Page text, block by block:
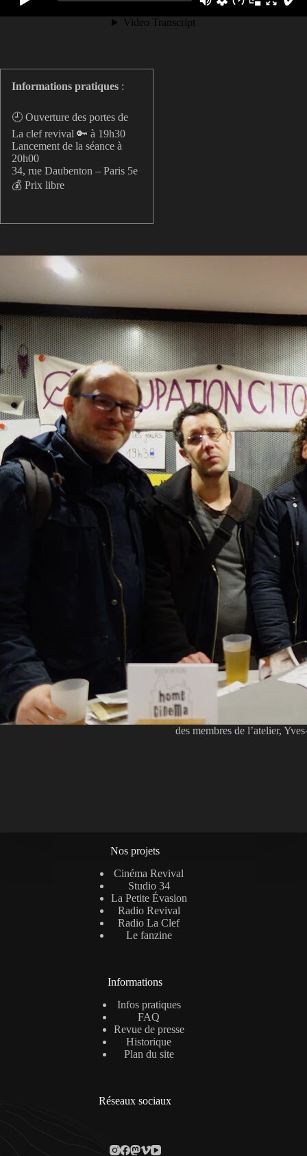
Informations pratiques :
🕘 Ouverture des portes de
La clef revival 🔑 à 19h30
Lancement de la séance à
20h00
34, rue Daubenton – Paris 5e
💰 Prix libre
des membres de l’atelier,
Nos projets
Cinéma Revival
Studio 34
La Petite Évasion
Radio Revival
Radio La Clef
Le fanzine
Informations
Infos pratiques
FAQ
Revue de presse
Historique
Plan du site
Réseaux sociaux